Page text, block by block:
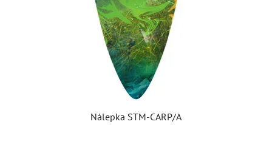
Nálepka STM-CARP/A